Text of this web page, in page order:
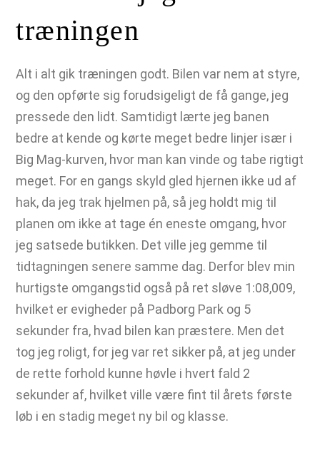
træningen
Alt i alt gik træningen godt. Bilen var nem at styre,
og den opførte sig forudsigeligt de få gange, jeg
pressede den lidt. Samtidigt lærte jeg banen
bedre at kende og kørte meget bedre linjer især i
Big Mag-kurven, hvor man kan vinde og tabe rigtigt
meget. For en gangs skyld gled hjernen ikke ud af
hak, da jeg trak hjelmen på, så jeg holdt mig til
planen om ikke at tage én eneste omgang, hvor
jeg satsede butikken. Det ville jeg gemme til
tidtagningen senere samme dag. Derfor blev min
hurtigste omgangstid også på ret sløve 1:08,009,
hvilket er evigheder på Padborg Park og 5
sekunder fra, hvad bilen kan præstere. Men det
tog jeg roligt, for jeg var ret sikker på, at jeg under
de rette forhold kunne høvle i hvert fald 2
sekunder af, hvilket ville være fint til årets første
løb i en stadig meget ny bil og klasse.